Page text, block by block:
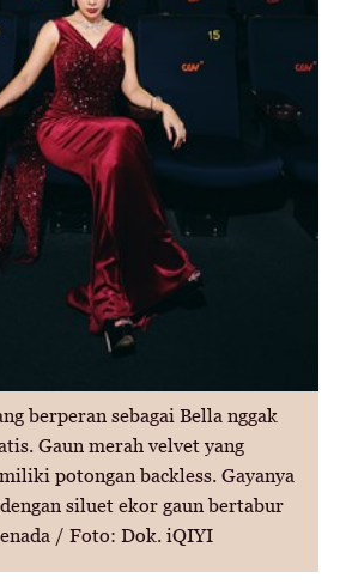
berperan sebagai Bella nggak
Gaun merah velvet yang
potongan backless. Gayanya
siluet ekor gaun bertabur
/ Foto: Dok. iQIYI